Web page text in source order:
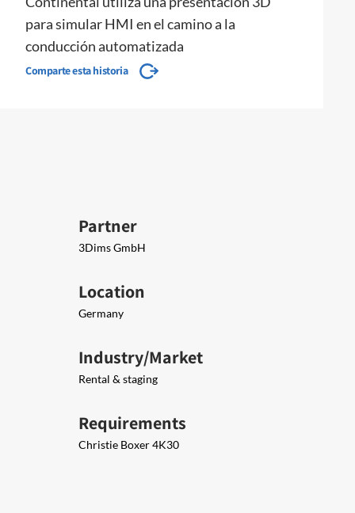
para simular HMI en el camino a la
conducción automatizada
Comparte esta historia
Partner
3Dims GmbH
Location
Germany
Industry/Market
Rental & staging
Requirements
Christie Boxer 4K30